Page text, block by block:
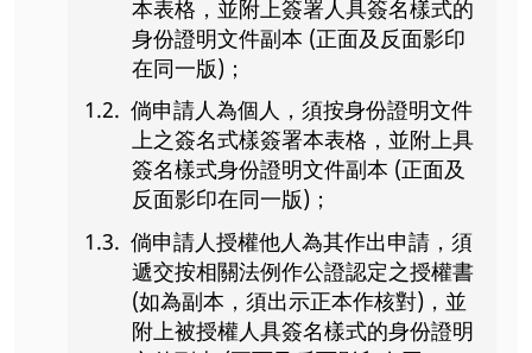
本表格，並附上簽署人具簽名樣式的
身份證明文件副本 (正面及反面影印
在同一版)；
倘申請人為個人，須按身份證明文件
上之簽名式樣簽署本表格，並附上具
簽名樣式身份證明文件副本 (正面及
反面影印在同一版)；
倘申請人授權他人為其作出申請，須
遞交按相關法例作公證認定之授權書
(如為副本，須出示正本作核對)，並
附上被授權人具簽名樣式的身份證明